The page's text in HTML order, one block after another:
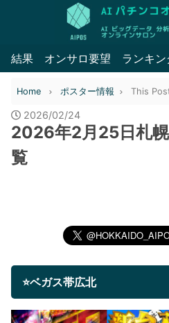
結果 オンサロ要望 ランキン
Home ポスター情報 This
2026/02/24
2026年2月25日札
覧
⭐ベガス帯広北